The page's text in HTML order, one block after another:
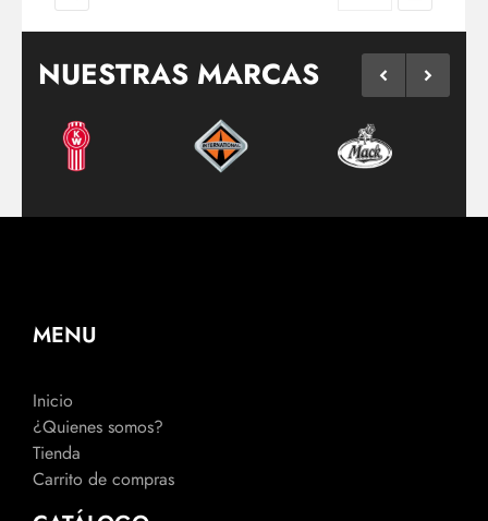
NUESTRAS MARCAS
MENU
Inicio
¿Quienes somos?
Tienda
Carrito de compras